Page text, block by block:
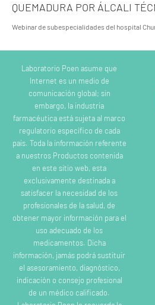
QUEMADURA POR ÁLCALI
Webinar de subespecialidades del hospital
Laboratorio Poen asume que
Internet es un medio de
comunicación global; sin
embargo, la industria
farmacéutica está sujeta al marco
regulatorio específico de cada
país. Toda la información referente
a nuestros Productos contenida
en este sitio web, esta
exclusivamente destinada a
satisfacer la necesidad de los
profesionales de la salud, de
obtener mayor información para el
uso adecuado de los
medicamentos. Dicha
información, jamás podrá sustituir
el asesoramiento, diagnóstico,
indicación o consejo profesional
de un médico calificado.